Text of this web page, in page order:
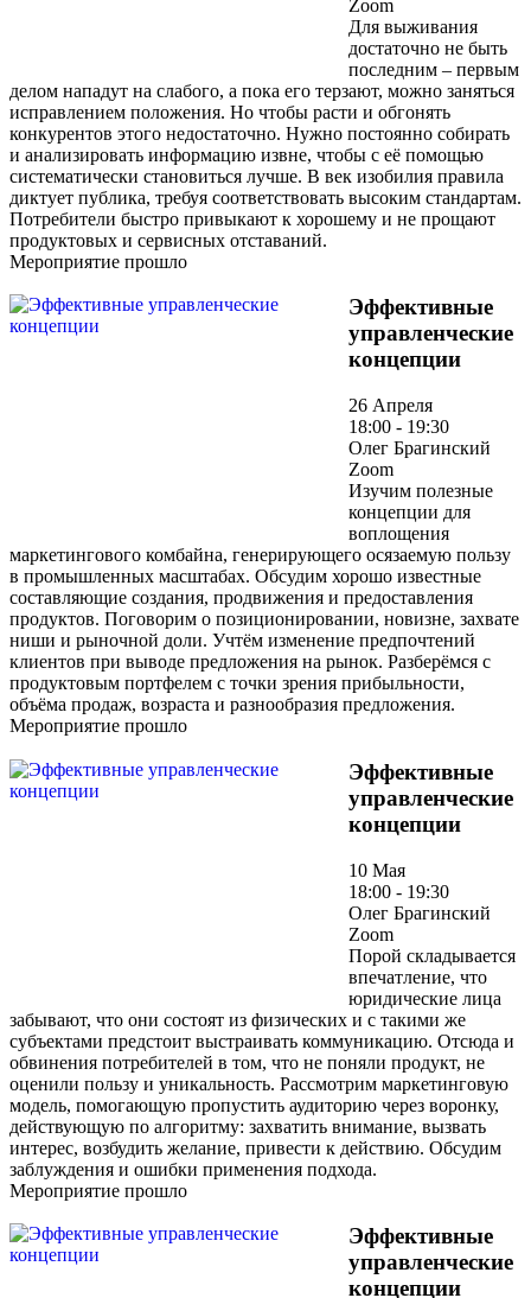
Zoom
Для выживания
достаточно не быть
последним – первым
делом нападут на слабого, а пока его терзают, можно заняться
исправлением положения. Но чтобы расти и обгонять
конкурентов этого недостаточно. Нужно постоянно собирать
и анализировать информацию извне, чтобы с её помощью
систематически становиться лучше. В век изобилия правила
диктует публика, требуя соответствовать высоким стандартам.
Потребители быстро привыкают к хорошему и не прощают
продуктовых и сервисных отставаний.
Мероприятие прошло
Эффективные
управленческие
концепции
26 Апреля
18:00 - 19:30
Олег Брагинский
Zoom
Изучим полезные
концепции для
воплощения
маркетингового комбайна, генерирующего осязаемую пользу
в промышленных масштабах. Обсудим хорошо известные
составляющие создания, продвижения и предоставления
продуктов. Поговорим о позиционировании, новизне, захвате
ниши и рыночной доли. Учтём изменение предпочтений
клиентов при выводе предложения на рынок. Разберёмся с
продуктовым портфелем с точки зрения прибыльности,
объёма продаж, возраста и разнообразия предложения.
Мероприятие прошло
Эффективные
управленческие
концепции
10 Мая
18:00 - 19:30
Олег Брагинский
Zoom
Порой складывается
впечатление, что
юридические лица
забывают, что они состоят из физических и с такими же
субъектами предстоит выстраивать коммуникацию. Отсюда и
обвинения потребителей в том, что не поняли продукт, не
оценили пользу и уникальность. Рассмотрим маркетинговую
модель, помогающую пропустить аудиторию через воронку,
действующую по алгоритму: захватить внимание, вызвать
интерес, возбудить желание, привести к действию. Обсудим
заблуждения и ошибки применения подхода.
Мероприятие прошло
Эффективные
управленческие
концепции